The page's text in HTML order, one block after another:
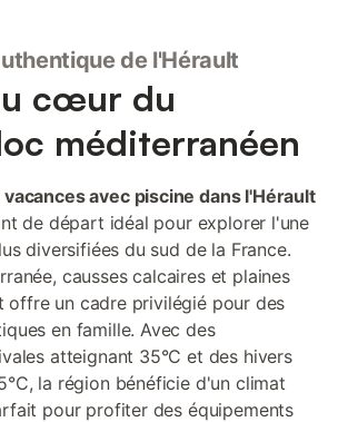
de l'Hérault
cœur du
méditerranéen
avec piscine dans l'Hérault
de départ idéal pour explorer l'une
diversifiées du sud de la France.
causses calcaires et plaines
offre un cadre privilégié pour des
en famille. Avec des
atteignant 35°C et des hivers
la région bénéficie d'un climat
pour profiter des équipements